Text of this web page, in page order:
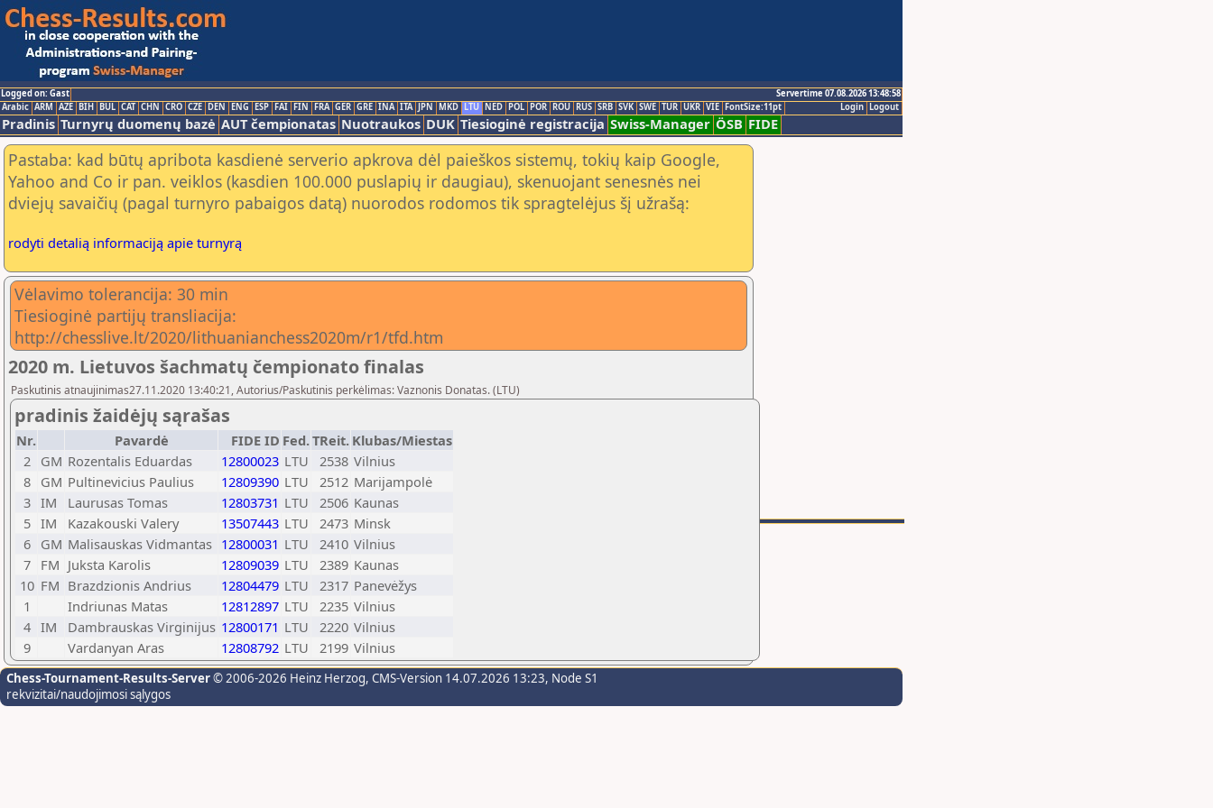
Logged on: Gast
Servertime 07.08.2026 13:48:58
Logout
Login
Arabic ARM AZE BIH BUL CAT CHN CRO CZE DEN ENG ESP FAI FIN FRA GER GRE INA ITA JPN MKD LTU NED POL POR ROU RUS SRB SVK SWE TUR UKR VIE FontSize:11pt
Pradinis Turnyrų duomenų bazė AUT čempionatas Nuotraukos DUK Tiesioginė registracija Swiss-Manager ÖSB FIDE
Pastaba: kad būtų apribota kasdienė serverio apkrova dėl paieškos sistemų, tokių kaip Google,
Yahoo and Co ir pan. veiklos (kasdien 100.000 puslapių ir daugiau), skenuojant senesnės nei
dviejų savaičių (pagal turnyro pabaigos datą) nuorodos rodomos tik spragtelėjus šį užrašą:
rodyti detalią informaciją apie turnyrą
Vėlavimo tolerancija: 30 min
Tiesioginė partijų transliacija:
http://chesslive.lt/2020/lithuanianchess2020m/r1/tfd.htm
2020 m. Lietuvos šachmatų čempionato finalas
Paskutinis atnaujinimas27.11.2020 13:40:21, Autorius/Paskutinis perkėlimas: Vaznonis Donatas. (LTU)
pradinis žaidėjų sąrašas
Nr. Pavardė FIDE ID Fed.TReit. Klubas/Miestas
2
GM Rozentalis Eduardas 12800023 LTU 2538 Vilnius
8
GM Pultinevicius Paulius 12809390 LTU 2512 Marijampolė
3 IM Laurusas Tomas 12803731 LTU 2506 Kaunas
5 IM Kazakouski Valery 13507443 LTU 2473 Minsk
6
GM Malisauskas Vidmantas 12800031 LTU 2410 Vilnius
7
FM Juksta Karolis 12809039 LTU 2389 Kaunas
10 FM Brazdzionis Andrius 12804479 LTU 2317 Panevėžys
1
Indriunas Matas 12812897 LTU 2235 Vilnius
4 IM Dambrauskas Virginijus 12800171 LTU 2220 Vilnius
9
Vardanyan Aras 12808792 LTU 2199 Vilnius
Chess-Tournament-Results-Server© 2006-2026 Heinz Herzog, CMS-Version 14.07.2026 13:23, Node S1
rekvizitai/naudojimosi sąlygos